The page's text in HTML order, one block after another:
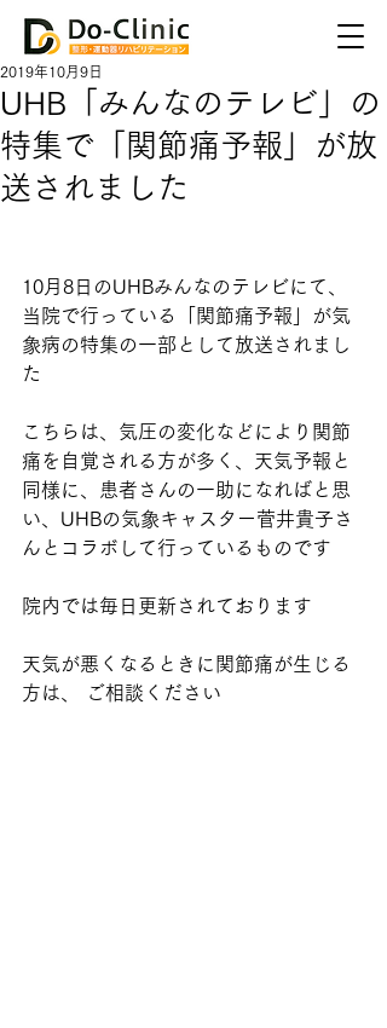
UHB「みんなのテレビ」の
特集で「関節痛予報」が放
送されました
2019年10月9日
10月8日のUHBみんなのテレビにて、
当院で行っている「関節痛予報」が気
象病の特集の一部として放送されまし
た
こちらは、気圧の変化などにより関節
痛を自覚される方が多く、天気予報と
同様に、患者さんの一助になればと思
い、UHBの気象キャスター菅井貴子さ
んとコラボして行っているものです
院内では毎日更新されております
天気が悪くなるときに関節痛が生じる
方は、 ご相談ください